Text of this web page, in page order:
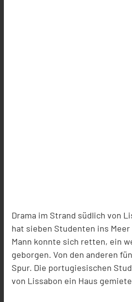
Drama im Strand südlich von
hat sieben Studenten ins
Mann konnte sich retten, ein
geborgen. Von den anderen
Spur. Die portugiesischen
von Lissabon ein Haus